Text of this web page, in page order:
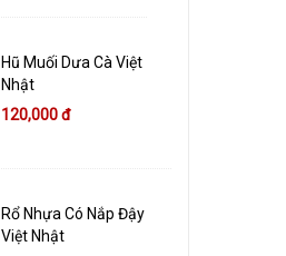
Hũ Muối Dưa Cà Việt
Nhật
120,000 đ
Rổ Nhựa Có Nắp Đậy
Việt Nhật